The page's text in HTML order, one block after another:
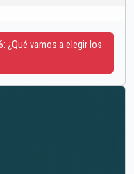
¿Qué vamos a elegir los